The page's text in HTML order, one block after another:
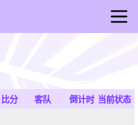
比分 客队 倒计时 当前状态